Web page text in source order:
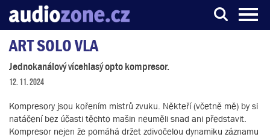
Server o digitálním zpracování zvuku
ART SOLO VLA
Jednokanálový vícehlasý opto kompresor.
12. 11. 2024
Kompresory jsou kořením mistrů zvuku. Někteří (včetně mě) by si
natáčení bez účasti těchto mašin neuměli snad ani představit.
Kompresor nejen že pomáhá držet zdivočelou dynamiku záznamu